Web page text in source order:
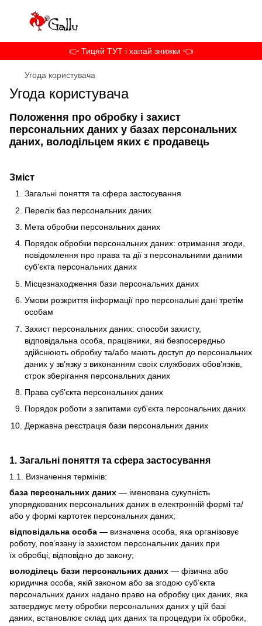
👉 Тицяй ТУТ і хапай знижки 👈
Угода користувача
Угода користувача
Положення про обробку і захист
персональних даних у базах персональних
даних, володільцем яких є продавець
Зміст
Загальні поняття та сфера застосування
Перелік баз персональних даних
Мета обробки персональних даних
Порядок обробки персональних даних: отримання згоди,
повідомлення про права та дії з персональними даними
суб’єкта персональних даних
Місцезнаходження бази персональних даних
Умови розкриття інформації про персональні дані третім
особам
Захист персональних даних: способи захисту,
відповідальна особа, працівники, які безпосередньо
здійснюють обробку та/або мають доступ до персональних
даних у зв’язку з виконанням своїх службових обов’язків,
строк зберігання персональних даних
Права суб’єкта персональних даних
Порядок роботи з запитами суб'єкта персональних даних
Державна реєстрація бази персональних даних
1. Загальні поняття та сфера застосування
1.1. Визначення термінів:
база персональних даних — іменована сукупність
упорядкованих персональних даних в електронній формі та/
або у формі картотек персональних даних;
відповідальна особа — визначена особа, яка організовує
роботу, пов’язану із захистом персональних даних при
їх обробці, відповідно до закону;
володілець бази персональних даних — фізична або
юридична особа, якій законом або за згодою суб’єкта
персональних даних надано право на обробку цих даних, яка
затверджує мету обробки персональних даних у цій базі
даних, встановлює склад цих даних та процедури їх обробки,